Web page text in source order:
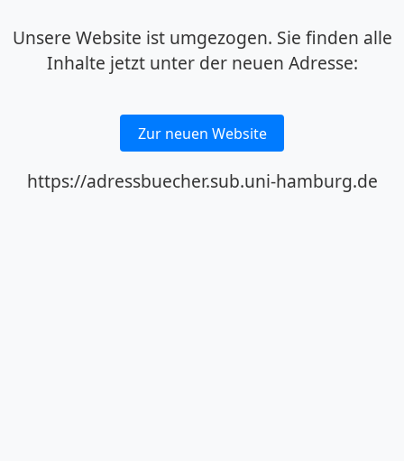
Unsere Website ist umgezogen. Sie finden alle
Inhalte jetzt unter der neuen Adresse:
Zur neuen Website
https://adressbuecher.sub.uni-hamburg.de